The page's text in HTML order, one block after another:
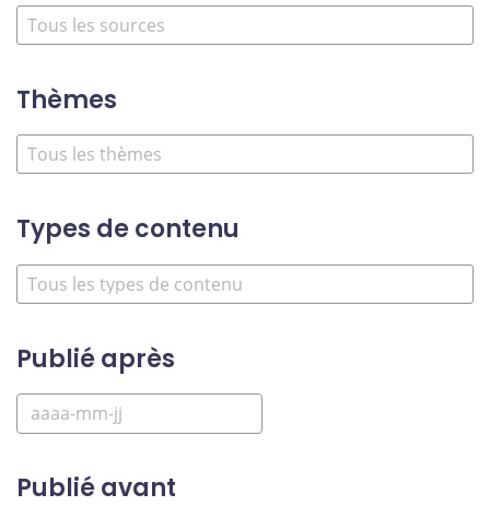
Thèmes
Types de contenu
Publié après
Publié avant